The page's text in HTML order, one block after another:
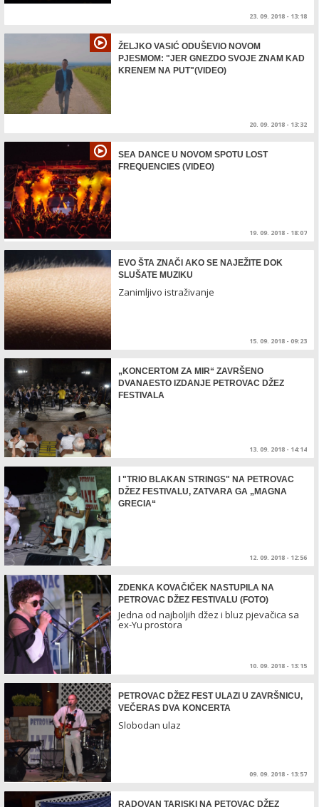
23. 09. 2018 - 13:18
ŽELJKO VASIĆ ODUŠEVIO NOVOM
PJESMOM: "JER GNEZDO SVOJE ZNAM KAD
KRENEM NA PUT"(VIDEO)
20. 09. 2018 - 13:32
SEA DANCE U NOVOM SPOTU LOST
FREQUENCIES (VIDEO)
19. 09. 2018 - 18:07
EVO ŠTA ZNAČI AKO SE NAJEŽITE DOK
SLUŠATE MUZIKU
Zanimljivo istraživanje
15. 09. 2018 - 09:23
„KONCERTOM ZA MIR“ ZAVRŠENO
DVANAESTO IZDANJE PETROVAC DŽEZ
FESTIVALA
13. 09. 2018 - 14:14
I "TRIO BLAKAN STRINGS" NA PETROVAC
DŽEZ FESTIVALU, ZATVARA GA „MAGNA
GRECIA“
12. 09. 2018 - 12:56
ZDENKA KOVAČIČEK NASTUPILA NA
PETROVAC DŽEZ FESTIVALU (FOTO)
Jedna od najboljih džez i bluz pjevačica sa
ex-Yu prostora
10. 09. 2018 - 13:15
PETROVAC DŽEZ FEST ULAZI U ZAVRŠNICU,
VEČERAS DVA KONCERTA
Slobodan ulaz
09. 09. 2018 - 13:57
RADOVAN TARISKI NA PETOVAC DŽEZ